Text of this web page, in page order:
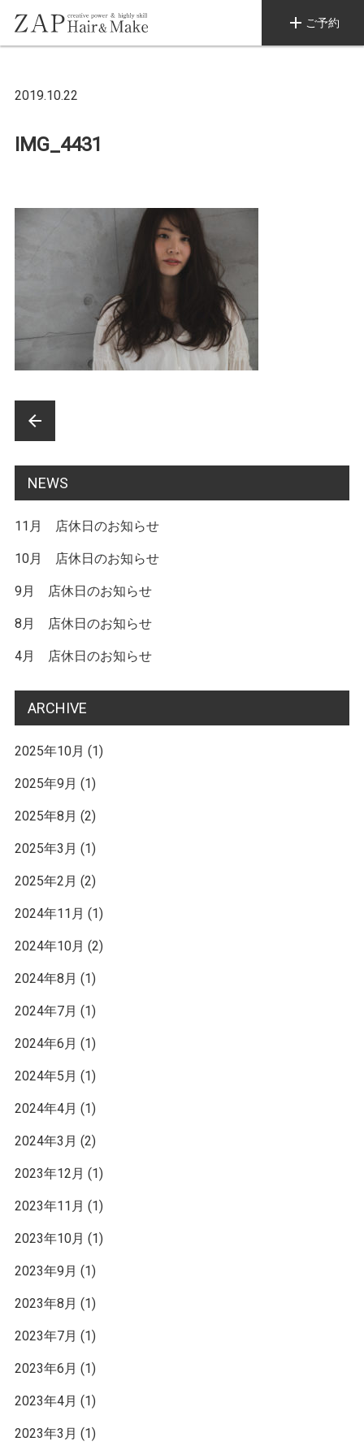
add ご予約
2019.10.22
IMG_4431
前
後
の
記
事
へ
の
リ
ン
arrow_back
NEWS
11月 店休日のお知らせ
10月 店休日のお知らせ
9月 店休日のお知らせ
8月 店休日のお知らせ
4月 店休日のお知らせ
ARCHIVE
2025年10月 (1)
2025年9月 (1)
2025年8月 (2)
2025年3月 (1)
2025年2月 (2)
2024年11月 (1)
2024年10月 (2)
2024年8月 (1)
2024年7月 (1)
2024年6月 (1)
2024年5月 (1)
2024年4月 (1)
2024年3月 (2)
2023年12月 (1)
2023年11月 (1)
2023年10月 (1)
2023年9月 (1)
2023年8月 (1)
2023年7月 (1)
2023年6月 (1)
2023年4月 (1)
2023年3月 (1)